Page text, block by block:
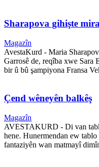
Sharapova gihişte
Magazîn
AvestaKurd - Maria
Garrosê de, reqîba xwe Sara
bir û bû şampiyona Fransa
Çend wêneyên balkêş
Magazîn
AVESTAKURD - Di van
hene. Hunermendan ew
fantaziyên wan matmayî